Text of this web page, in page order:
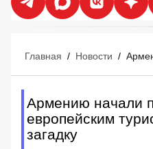
Главная / Новости /
Армению начали
европейским
загадку